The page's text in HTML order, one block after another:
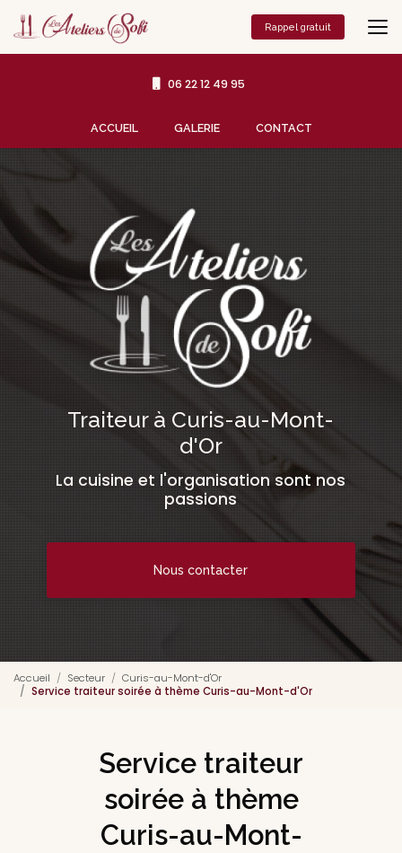
contenu
principal
06 22 12 49 95
ACCUEIL GALERIE CONTACT
Rappel gratuit
Traiteur à Curis-au-Mont-
d'Or
La cuisine et l'organisation sont nos
passions
Nous contacter
Accueil Secteur
Curis-au-Mont-d'Or
Service traiteur soirée à thème Curis-au-Mont-d'Or
Service traiteur
soirée à thème
Curis-au-Mont-